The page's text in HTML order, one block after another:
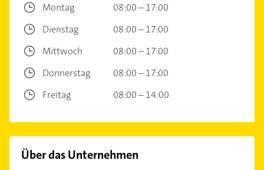
Montag
08:00 – 17:00
Dienstag
08:00 – 17:00
Mittwoch
08:00 – 17:00
Donnerstag
08:00 – 17:00
Freitag
08:00 – 14:00
Über das Unternehmen